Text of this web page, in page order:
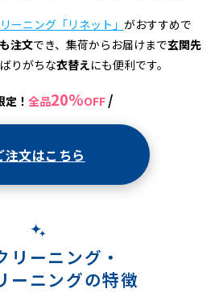
ーニング「リネット」 がおすすめで
注文でき、集荷からお届けまで玄関先
りがちな衣替えにも便利です。
定！ 全品20%OFF /
注文はこちら
リーニング・
ーニングの特徴